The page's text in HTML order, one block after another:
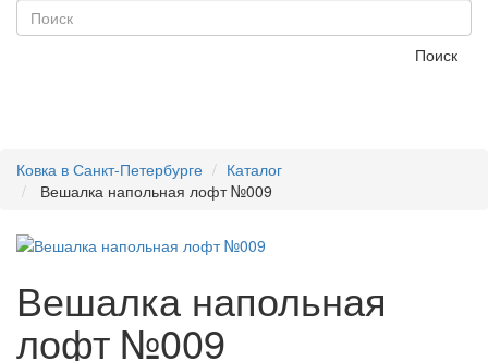
Поиск
Ковка в Санкт-Петербурге
Каталог
Вешалка напольная лофт №009
Вешалка напольная
лофт №009